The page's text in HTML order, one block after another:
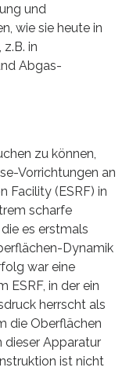
und
wie sie heute in
in
Abgas-
zu können,
Vorrichtungen an
Facility (ESRF) in
scharfe
es erstmals
Dynamik
war eine
ESRF, in der ein
herrscht als
die Oberflächen
dieser Apparatur
ist nicht